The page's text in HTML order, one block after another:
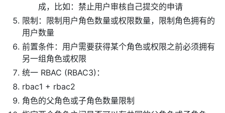
成，比如：禁止用户审核自己提交的申请
限制：限制用户角色数量或权限数量，限制角色拥有的
用户数量
前置条件：用户需要获得某个角色或权限之前必须拥有
另一组角色或权限
统一 RBAC (RBAC3)：
rbac1 + rbac2
角色的父角色或子角色数量限制